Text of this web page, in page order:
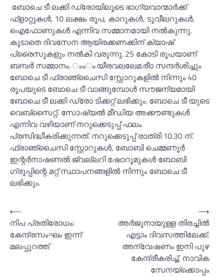
ബോചെ ടീ ലക്കി ഡ്രോയിലൂടെ ഭാഗ്യവാന്മാര്‍ക്ക്
ഫ്ളാറ്റുകള്‍, 10 ലക്ഷം രൂപ, കാറുകള്‍, ടൂവീലറുകള്‍,
ഐഫോണുകള്‍ എന്നിവ സമ്മാനമായി നല്‍കുന്നു.
കൂടാതെ ദിവസേന ആയിരക്കണക്കിന് ക്യാഷ്
പ്രൈസുകളും നല്‍കി വരുന്നു. 25 കോടി രൂപയാണ്
ബമ്പര്‍ സമ്മാനം. ംംം.യീരവലലേമ.രീാ സന്ദര്‍ശിച്ചും
ബോചെ ടീ ഫ്രാഞ്ചൈസി സ്റ്റോറുകളില്‍ നിന്നും 40
രൂപയുടെ ബോചെ ടീ വാങ്ങുമ്പോള്‍ സൗജന്യമായി
ബോചെ ടീ ലക്കി ഡ്രോ ടിക്കറ്റ് ലഭിക്കും. ബോചെ ടീ യുടെ
വെബ്‌സൈറ്റ്, സോഷ്യല്‍ മീഡിയ അക്കൗണ്ടുകള്‍
എന്നിവ വഴിയാണ് നറുക്കെടുപ്പ് ഫലം
പ്രസിദ്ധീകരിക്കുന്നത്. നറുക്കെടുപ്പ് രാത്രി 10.30 ന്.
ഫ്രാഞ്ചൈസി സ്റ്റോറുകള്‍, ബോബി ചെമ്മണൂര്‍
ഇന്റര്‍നാഷണല്‍ ജ്വല്ലറി ഷോറൂമുകള്‍ ബോബി
ഗ്രൂപ്പിന്റെ മറ്റ് സ്ഥാപനങ്ങളില്‍ നിന്നും ബോചെ ടീ
ലഭിക്കും.
Post
navigation
⟵
നിപ പ്രതിരോധം:
കേന്ദ്രസംഘം ഇന്ന്
മലപ്പുറത്ത്
അര്‍ജുനായുള്ള തിരച്ചില്‍
എട്ടാം ദിവസത്തിലേക്ക്;
അന്വേഷണം ഇനി പുഴ
കേന്ദ്രീകരിച്ച്‌, നാവിക
സേനയ്‌ക്കൊപ്പം
⟶